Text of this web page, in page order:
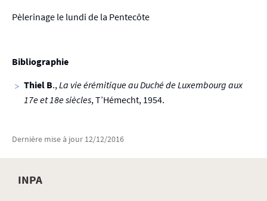
Pèlerinage le lundi de la Pentecôte
Bibliographie
Thiel B.,La vie érémitique au Duché de Luxembourg aux
17e et 18e siècles, T’Hémecht, 1954.
Dernière mise à jour 12/12/2016
INPA